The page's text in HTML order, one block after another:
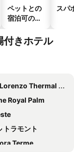
ペットとの
宿泊可のホ
スパ
付きホテル
Thermal Spa
Royal Palm
トラモント
Terme